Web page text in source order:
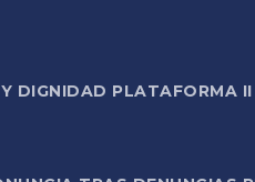
DIGNIDAD PLATAFORMA